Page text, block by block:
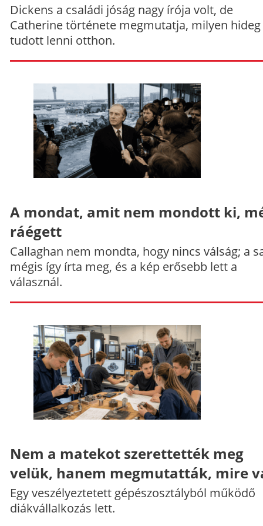
Dickens a családi jóság nagy írója volt, de
Catherine története megmutatja, milyen hideg
tudott lenni otthon.
A mondat, amit nem mondott ki,
ráégett
Callaghan nem mondta, hogy nincs válság; a
mégis így írta meg, és a kép erősebb lett a
válasznál.
Nem a matekot szerettették meg
velük, hanem megmutatták, mire
Egy veszélyeztetett gépészosztályból működő
diákvállalkozás lett.